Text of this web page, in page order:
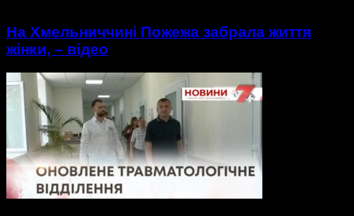
На Хмельниччині Пожежа забрала життя
жінки, – відео